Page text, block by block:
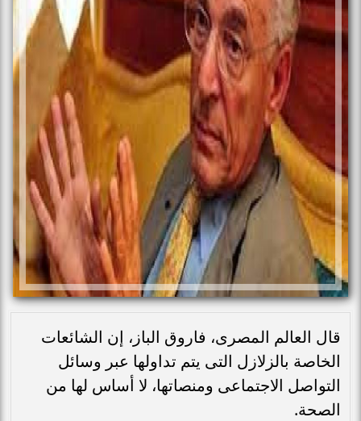
قال العالم المصرى، فاروق الباز، إن الشائعات
الخاصة بالزلازل التى يتم تداولها عبر وسائل
التواصل الاجتماعى ومنصاتها، لا أساس لها من
الصحة.